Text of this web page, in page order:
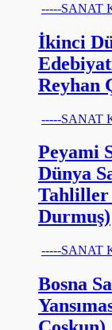
-----SANAT
İkinci
Reyhan
-----SANAT
Peyami
Dünya
Tahliller
Durmuş)
-----SANAT
Bosna